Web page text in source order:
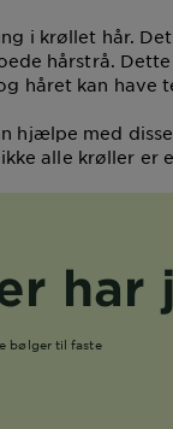
i krøllet hår.
hårstrå.
håret kan have
hjælpe med
alle krøller er
har
bølger til faste